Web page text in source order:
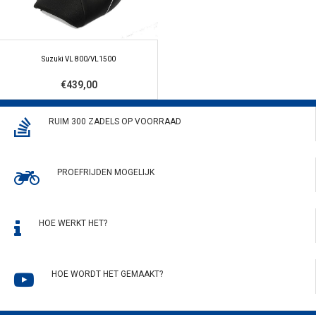
Suzuki VL 800/VL1500
€439,00
RUIM 300 ZADELS OP VOORRAAD
PROEFRIJDEN MOGELIJK
HOE WERKT HET?
HOE WORDT HET GEMAAKT?